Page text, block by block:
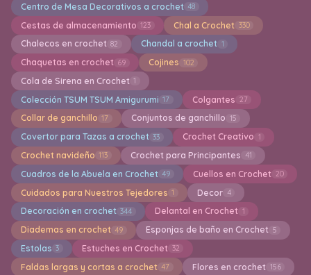
Centro de Mesa Decorativos a crochet 48
Cestas de almacenamiento 123 Chal a Crochet 330
Chalecos en crochet 82 Chandal a crochet 1
Chaquetas en crochet 69 Cojines 102
Cola de Sirena en Crochet 1
Colección TSUM TSUM Amigurumi 17 Colgantes 27
Collar de ganchillo 17 Conjuntos de ganchillo 15
Covertor para Tazas a crochet 33 Crochet Creativo 1
Crochet navideño 113 Crochet para Principantes 41
Cuadros de la Abuela en Crochet 49 Cuellos en Crochet 20
Cuidados para Nuestros Tejedores 1 Decor 4
Decoración en crochet 344 Delantal en Crochet 1
Diademas en crochet 49 Esponjas de baño en Crochet 5
Estolas 3 Estuches en Crochet 32
Faldas largas y cortas a crochet 47 Flores en crochet 156